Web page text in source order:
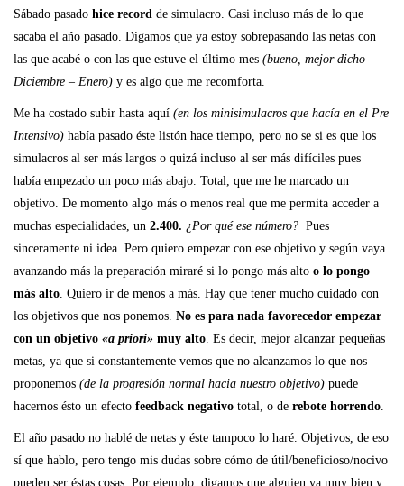
Sábado pasado hice record de simulacro. Casi incluso más de lo que
sacaba el año pasado. Digamos que ya estoy sobrepasando las netas con
las que acabé o con las que estuve el último mes (bueno, mejor dicho
Diciembre – Enero) y es algo que me recomforta.
Me ha costado subir hasta aquí (en los minisimulacros que hacía en el Pre
Intensivo) había pasado éste listón hace tiempo, pero no se si es que los
simulacros al ser más largos o quizá incluso al ser más difíciles pues
había empezado un poco más abajo. Total, que me he marcado un
objetivo. De momento algo más o menos real que me permita acceder a
muchas especialidades, un 2.400. ¿Por qué ese número? Pues
sinceramente ni idea. Pero quiero empezar con ese objetivo y según vaya
avanzando más la preparación miraré si lo pongo más alto o lo pongo
más alto. Quiero ir de menos a más. Hay que tener mucho cuidado con
los objetivos que nos ponemos. No es para nada favorecedor empezar
con un objetivo «a priori» muy alto. Es decir, mejor alcanzar pequeñas
metas, ya que si constantemente vemos que no alcanzamos lo que nos
proponemos (de la progresión normal hacia nuestro objetivo) puede
hacernos ésto un efecto feedback negativo total, o de rebote horrendo.
El año pasado no hablé de netas y éste tampoco lo haré. Objetivos, de eso
sí que hablo, pero tengo mis dudas sobre cómo de útil/beneficioso/nocivo
pueden ser éstas cosas. Por ejemplo, digamos que alguien va muy bien y